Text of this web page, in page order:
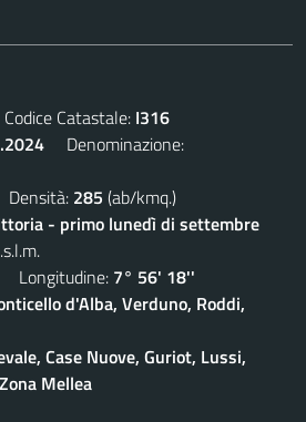
Catastale: I316
Denominazione:
285 (ab/kmq.)
- primo lunedì di settembre
Longitudine: 7° 56' 18''
d'Alba, Verduno, Roddi,
Case Nuove, Guriot, Lussi,
Mellea